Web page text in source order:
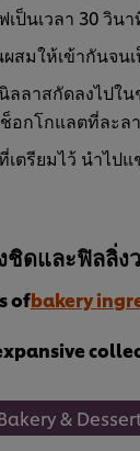
ป็นเวลา 30 วิน
มให้เข้ากันจน
ลาสกัดลงไปใ
อกโกแลตที่ละล
ตรียมไว้ นำไป
ดและฟิลลิ่ง
ofbakery
&